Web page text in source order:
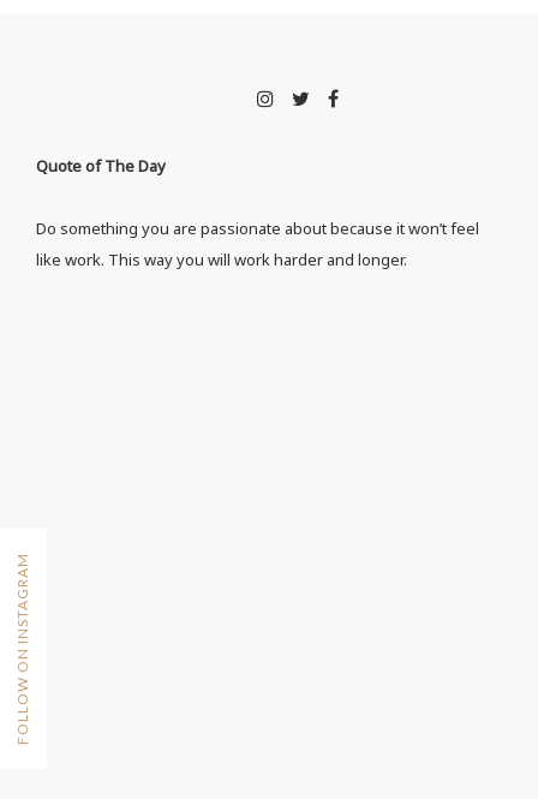
Quote of The Day
Do something you are passionate about because it won’t feel
like work. This way you will work harder and longer.
FOLLOW ON INSTAGRAM